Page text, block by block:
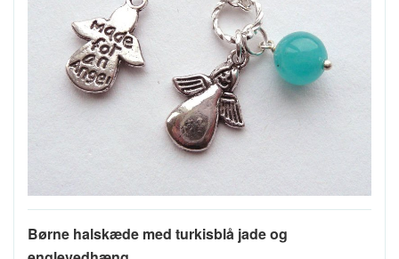
Børne halskæde med turkisblå jade og